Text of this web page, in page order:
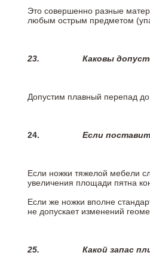
Это совершенно разные
любым острым предметом
23. Каковы
Допустим плавный перепад
24. Если
Если ножки тяжелой мебели
увеличения площади пятна
Если же ножки вполне
не допускает изменений
25. Какой запас